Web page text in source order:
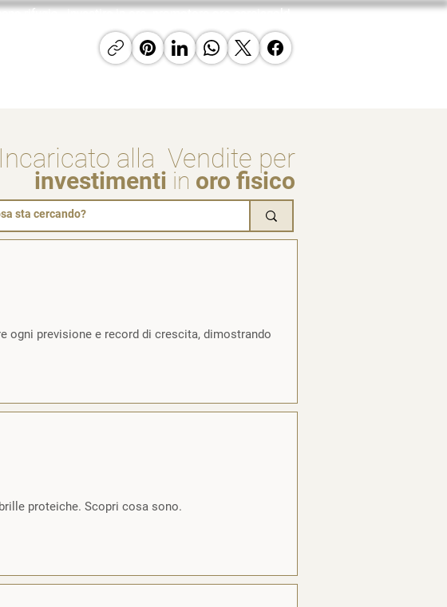
rifugio, investire in oro, promotore oro careisgold
Incaricato alla Vendite per
investimenti in oro fisico
ogni previsione e record di crescita, dimostrando
proteiche. Scopri cosa sono.